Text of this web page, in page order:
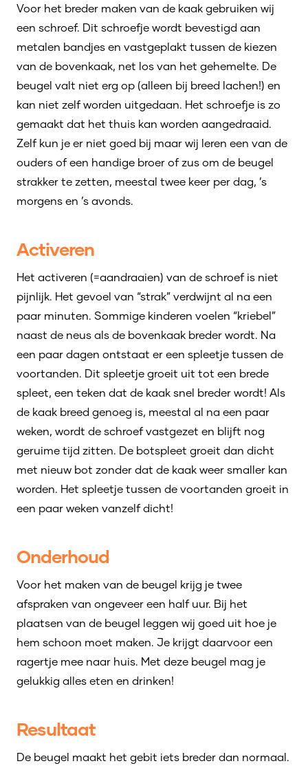
Voor het breder maken van de kaak gebruiken wij
een schroef. Dit schroefje wordt bevestigd aan
metalen bandjes en vastgeplakt tussen de kiezen
van de bovenkaak, net los van het gehemelte. De
beugel valt niet erg op (alleen bij breed lachen!) en
kan niet zelf worden uitgedaan. Het schroefje is zo
gemaakt dat het thuis kan worden aangedraaid.
Zelf kun je er niet goed bij maar wij leren een van de
ouders of een handige broer of zus om de beugel
strakker te zetten, meestal twee keer per dag, ’s
morgens en ’s avonds.
Activeren
Het activeren (=aandraaien) van de schroef is niet
pijnlijk. Het gevoel van “strak” verdwijnt al na een
paar minuten. Sommige kinderen voelen “kriebel”
naast de neus als de bovenkaak breder wordt. Na
een paar dagen ontstaat er een spleetje tussen de
voortanden. Dit spleetje groeit uit tot een brede
spleet, een teken dat de kaak snel breder wordt! Als
de kaak breed genoeg is, meestal al na een paar
weken, wordt de schroef vastgezet en blijft nog
geruime tijd zitten. De botspleet groeit dan dicht
met nieuw bot zonder dat de kaak weer smaller kan
worden. Het spleetje tussen de voortanden groeit in
een paar weken vanzelf dicht!
Onderhoud
Voor het maken van de beugel krijg je twee
afspraken van ongeveer een half uur. Bij het
plaatsen van de beugel leggen wij goed uit hoe je
hem schoon moet maken. Je krijgt daarvoor een
ragertje mee naar huis. Met deze beugel mag je
gelukkig alles eten en drinken!
Resultaat
De beugel maakt het gebit iets breder dan normaal.